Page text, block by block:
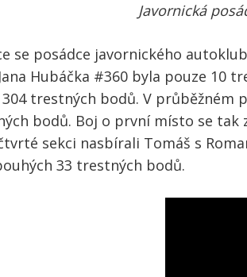
Javornická
se posádce javornického
Hubáčka #360 byla pouze 10
trestných bodů. V
bodů. Boj o první místo se tak
sekci nasbírali Tomáš s
33 trestných bodů.